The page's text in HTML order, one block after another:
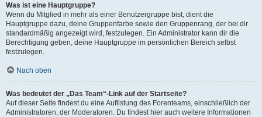
Was ist eine Hauptgruppe?
Wenn du Mitglied in mehr als einer Benutzergruppe bist, dient die
Hauptgruppe dazu, deine Gruppenfarbe sowie den Gruppenrang, der bei dir
standardmäßig angezeigt wird, festzulegen. Ein Administrator kann dir die
Berechtigung geben, deine Hauptgruppe im persönlichen Bereich selbst
festzulegen.
Nach oben
Was bedeutet der „Das Team“-Link auf der Startseite?
Auf dieser Seite findest du eine Auflistung des Forenteams, einschließlich der
Administratoren, der Moderatoren. Du findest hier auch weitere Informationen